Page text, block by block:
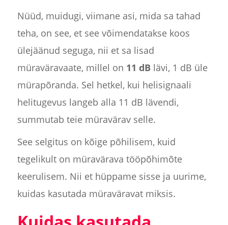
Nüüd, muidugi, viimane asi, mida sa tahad
teha, on see, et see võimendatakse koos
ülejäänud seguga, nii et sa lisad
müraväravaate, millel on 11 dB lävi, 1 dB üle
mürapõranda. Sel hetkel, kui helisignaali
helitugevus langeb alla 11 dB lävendi,
summutab teie müravärav selle.
See selgitus on kõige põhilisem, kuid
tegelikult on müravärava tööpõhimõte
keerulisem. Nii et hüppame sisse ja uurime,
kuidas kasutada müraväravat miksis.